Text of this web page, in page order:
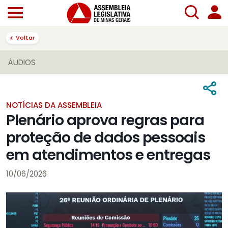
Voltar
ÁUDIOS
NOTÍCIAS DA ASSEMBLEIA
Plenário aprova regras para
proteção de dados pessoais
em atendimentos e entregas
10/06/2026